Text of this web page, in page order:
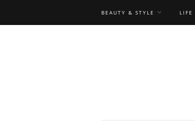
BEAUTY & STYLE LIFE